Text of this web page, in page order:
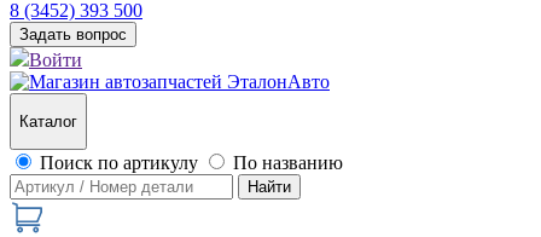
8 (3452) 393 500
Задать вопрос
Войти
Каталог
Поиск по артикулу По названию
Найти